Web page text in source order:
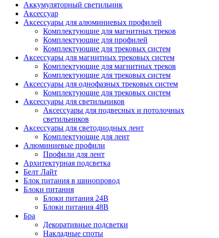
Аккумуляторный светильник
Аксессуар
Аксессуары для алюминиевых профилей
Комплектующие для магнитных треков
Комплектующие для профилей
Комплектующие для трековых систем
Аксессуары для магнитных трековых систем
Комплектующие для магнитных треков
Комплектующие для трековых систем
Аксессуары для однофазных трековых систем
Комплектующие для трековых систем
Аксессуары для светильников
Аксессуары для подвесных и потолочных
светильников
Аксессуары для светодиодных лент
Комплектующие для лент
Алюминиевые профили
Профили для лент
Архитектурная подсветка
Белт Лайт
Блок питания в шинопровод
Блоки питания
Блоки питания 24В
Блоки питания 48В
Бра
Декоративные подсветки
Накладные споты